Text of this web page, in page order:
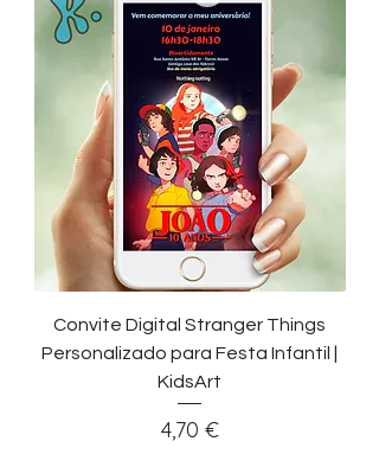
Convite Digital Stranger Things
Personalizado para Festa Infantil |
KidsArt
Preço
4,70 €